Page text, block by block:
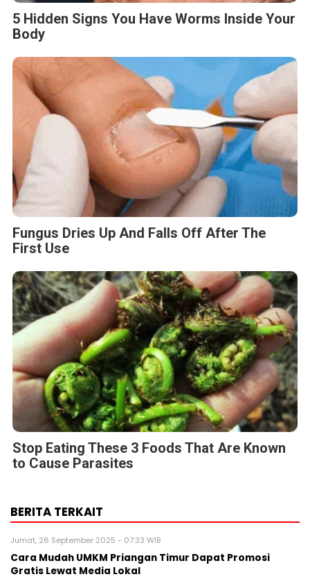
5 Hidden Signs You Have Worms Inside Your
Body
Fungus Dries Up And Falls Off After The
First Use
Stop Eating These 3 Foods That Are Known
to Cause Parasites
BERITA TERKAIT
Jumat, 26 September 2025 - 07:33 WIB
Cara Mudah UMKM Priangan Timur Dapat Promosi
Gratis Lewat Media Lokal